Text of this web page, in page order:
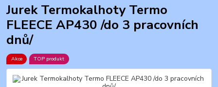
Jurek Termokalhoty Termo
FLEECE AP430 /do 3 pracovních
dnů/
Akce TOP produkt